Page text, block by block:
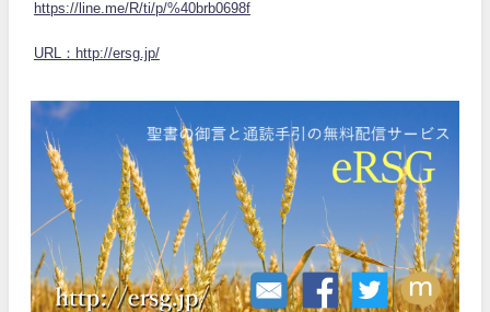
https://line.me/R/ti/p/%40brb0698f
URL：http://ersg.jp/